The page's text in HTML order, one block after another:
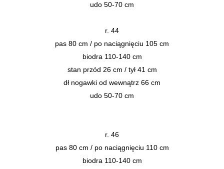
udo 50-70 cm
r. 44
pas 80 cm / po naciągnięciu 105 cm
biodra 110-140 cm
stan przód 26 cm / tył 41 cm
dł nogawki od wewnątrz 66 cm
udo 50-70 cm
r. 46
pas 80 cm / po naciągnięciu 110 cm
biodra 110-140 cm